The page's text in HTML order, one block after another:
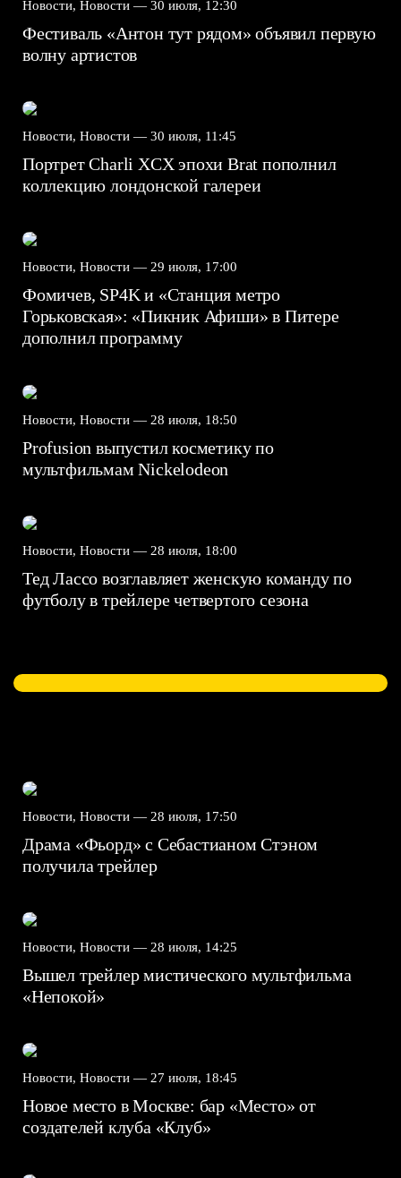
Новости, Новости — 30 июля, 12:30
Фестиваль «Антон тут рядом» объявил первую
волну артистов
Новости, Новости — 30 июля, 11:45
Портрет Charli XCX эпохи Brat пополнил
коллекцию лондонской галереи
Новости, Новости — 29 июля, 17:00
Фомичев, SP4K и «Станция метро
Горьковская»: «Пикник Афиши» в Питере
дополнил программу
Новости, Новости — 28 июля, 18:50
Profusion выпустил косметику по
мультфильмам Nickelodeon
Новости, Новости — 28 июля, 18:00
Тед Лассо возглавляет женскую команду по
футболу в трейлере четвертого сезона
Новости, Новости — 28 июля, 17:50
Драма «Фьорд» с Себастианом Стэном
получила трейлер
Новости, Новости — 28 июля, 14:25
Вышел трейлер мистического мультфильма
«Непокой»
Новости, Новости — 27 июля, 18:45
Новое место в Москве: бар «Место» от
создателей клуба «Клуб»